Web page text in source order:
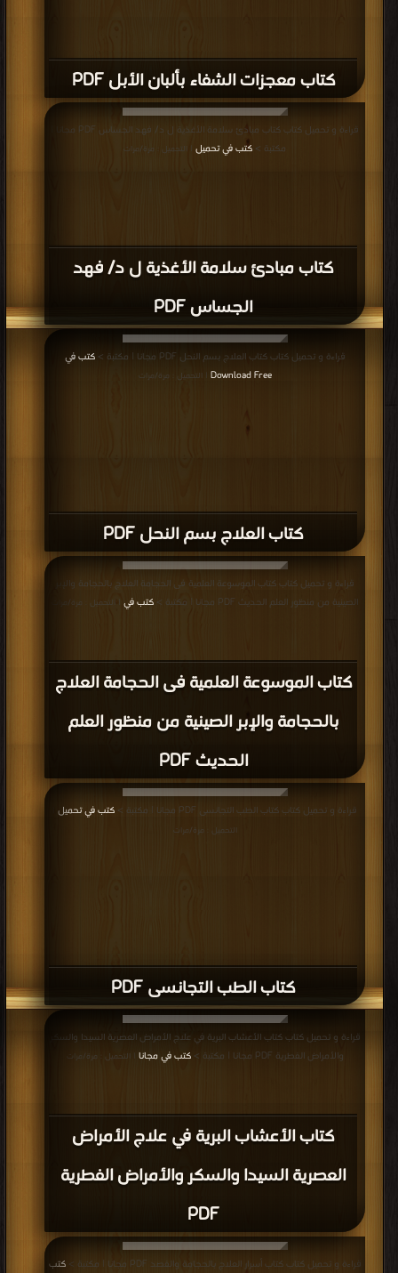
كتاب معجزات الشفاء بألبان الأبل PDF
كتاب مبادئ سلامة الأغذية ل د/ فهد
الجساس PDF
قراءة و تحميل كتاب كتاب مبادئ سلامة الأغذية ل د/ فهد الجساس PDF مجانا |
مكتبة > كتب في تحميل | التحميل : مرة/مرات
كتاب العلاج بسم النحل PDF
قراءة و تحميل كتاب كتاب العلاج بسم النحل PDF مجانا | مكتبة >
كتب في
Download Free
| التحميل : مرة/مرات
كتاب الموسوعة العلمية فى الحجامة العلاج
بالحجامة والإبر الصينية من منظور العلم
الحديث PDF
قراءة و تحميل كتاب كتاب الموسوعة العلمية فى الحجامة العلاج بالحجامة والإبر
الصينية من منظور العلم الحديث PDF مجانا | مكتبة >
كتب في | التحميل : مرة/مرات
كتاب الطب التجانسى PDF
قراءة و تحميل كتاب كتاب الطب التجانسى PDF مجانا | مكتبة > كتب في تحميل
التحميل : مرة/مرات
كتاب الأعشاب البرية في علاج الأمراض
العصرية السيدا والسكر والأمراض الفطرية
PDF
قراءة و تحميل كتاب كتاب الأعشاب البرية في علاج الأمراض العصرية السيدا والسكر
والأمراض الفطرية PDF مجانا | مكتبة >
كتب في مجانا | التحميل : مرة/مرات
قراءة و تحميل كتاب كتاب أسرار العلاج بالحجامة والفصد PDF مجانا | مكتبة >
كتب